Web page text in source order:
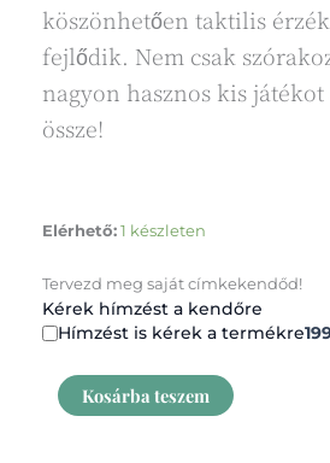
köszönhetően taktilis
fejlődik. Nem csak
nagyon hasznos kis
össze!
Elérhető: 1 készleten
Tervezd meg saját címkekendőd!
Kérek hímzést a kendőre
Hímzést is kérek a termékre
Címkekendő
állatok
mennyiség
Kosárba teszem